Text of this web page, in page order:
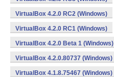
VirtualBox 4.2.0 RC2 (Windows)
VirtualBox 4.2.0 RC1 (Windows)
VirtualBox 4.2.0 Beta 1 (Windows)
VirtualBox 4.2.0.80737 (Windows)
VirtualBox 4.1.8.75467 (Windows)